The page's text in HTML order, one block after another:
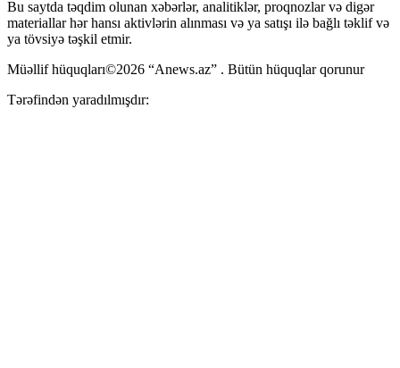
Bu saytda təqdim olunan xəbərlər, analitiklər, proqnozlar və digər
materiallar hər hansı aktivlərin alınması və ya satışı ilə bağlı təklif və
ya tövsiyə təşkil etmir.
Müəllif hüquqları©2026 “Anews.az” . Bütün hüquqlar qorunur
Tərəfindən yaradılmışdır: